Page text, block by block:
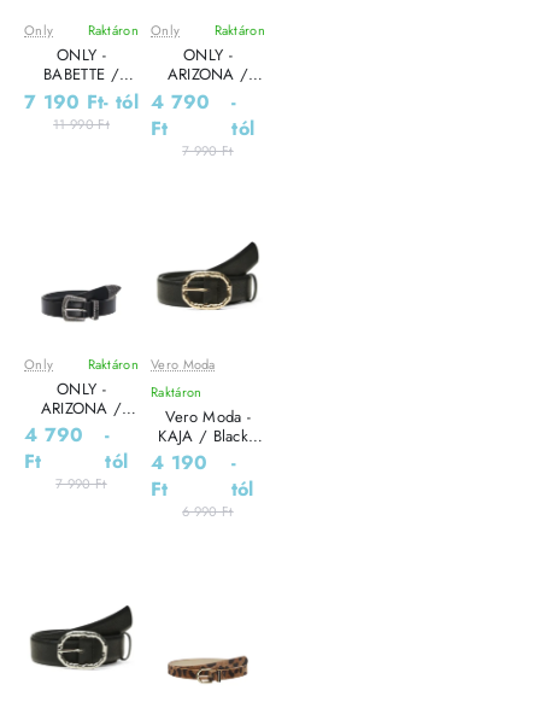
Leárazás
Only Raktáron
ONLY -
BABETTE /
Black - Női öv
7 190 Ft- tól
11 990 Ft
Leárazás
Only Raktáron
ONLY -
ARIZONA /
Brown - Női öv
4 790
Ft
-
tól
7 990 Ft
Leárazás
Only Raktáron
ONLY -
ARIZONA /
Black - Női öv
4 790
Ft
-
tól
7 990 Ft
Leárazás
Vero Moda
Raktáron
Vero Moda -
KAJA / Black -
Női öv
4 190
Ft
-
tól
6 990 Ft